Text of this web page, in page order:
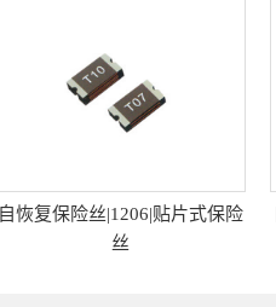
自恢复保险丝|1206|贴片式保险
丝